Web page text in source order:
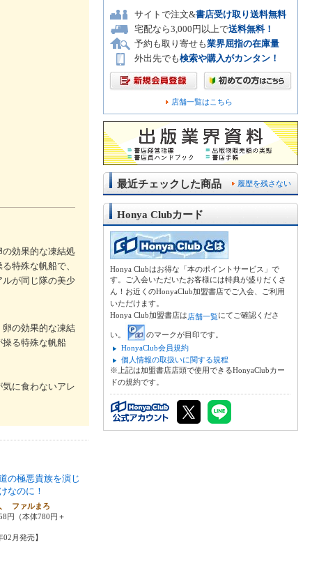
効果的な凍結処
特殊な帆船で、
が同じ隊の美少
の効果的な凍結
る特殊な帆船
に食わないアレ
の極悪貴族を演じ
なのに！
ファルまろ
円（本体780円＋
02月発売】
サイトで注文&書店受け取り送料無料
宅配なら3,000円以上で送料無料！
予約も取り寄せも業界屈指の在庫量
外出先でも検索や購入がカンタン！
店舗一覧はこちら
履歴を残さない
最近チェックした商品
Honya Clubカード
Honya Clubはお得な「本のポイントサービス」で
す。ご入会いただいたお客様には特典が盛りだくさ
ん！お近くのHonyaClub加盟書店でご入会、ご利用
いただけます。
Honya Club加盟書店は店舗一覧にてご確認くださ
い。
のマークが目印です。
HonyaClub会員規約
個人情報の取扱いに関する規程
※上記は加盟書店店頭で使用できるHonyaClubカー
ドの規約です。